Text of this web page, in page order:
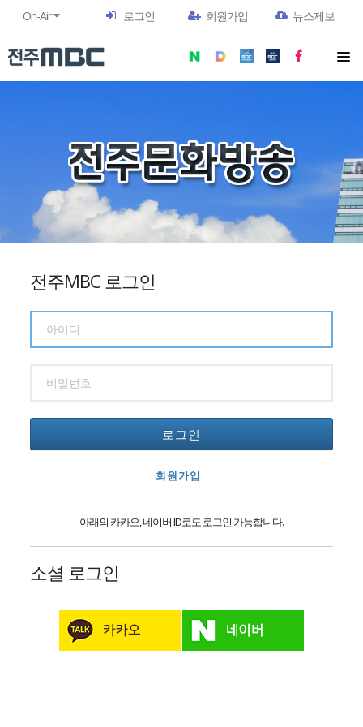
On-Air 로그인 회원가입 뉴스제보
전주MBC 로그인
로그인
회원가입
아래의 카카오, 네이버 ID로도 로그인 가능합니다.
소셜 로그인